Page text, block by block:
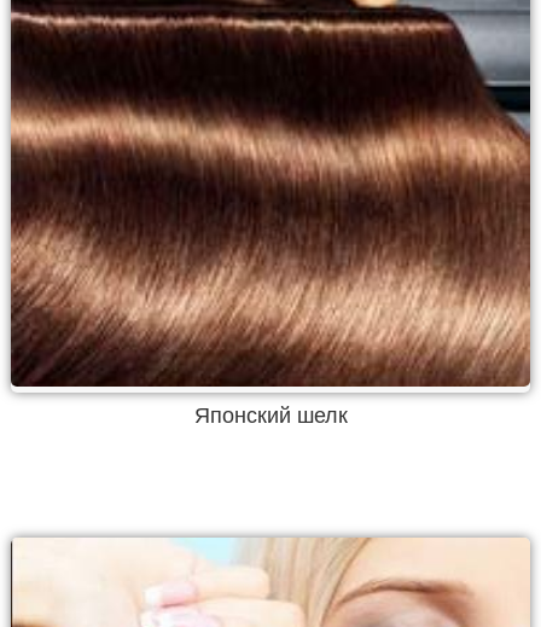
Японский шелк